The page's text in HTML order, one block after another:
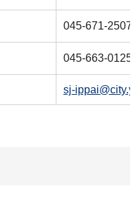
045-671-2507
045-663-0125
sj-